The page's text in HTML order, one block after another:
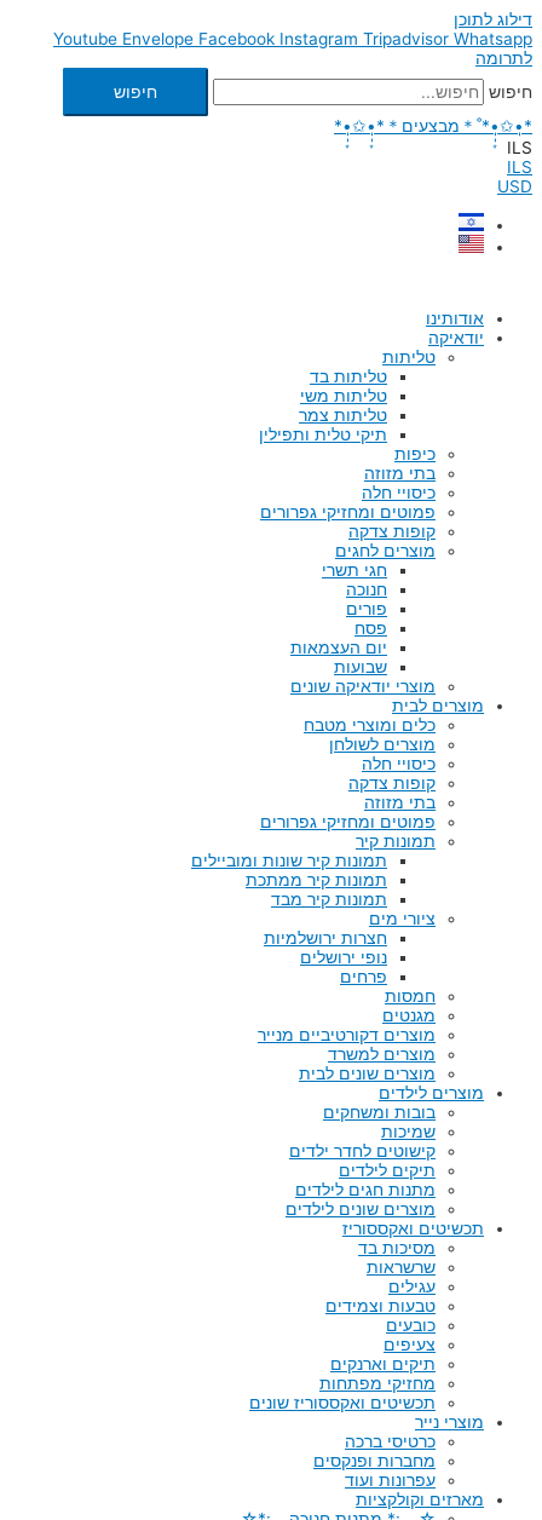
דילוג לתוכן
Youtube Envelope Facebook Instagram Tripadvisor Whatsapp
לתרומה
חיפוש
חיפוש
*•̩̩͙✩•̩̩͙*˚＊מבצעים＊*•̩̩͙✩•̩̩͙*
ILS
ILS
USD
אודותינו
יודאיקה
טליתות
טליתות בד
טליתות משי
טליתות צמר
תיקי טלית ותפילין
כיפות
בתי מזוזה
כיסויי חלה
פמוטים ומחזיקי גפרורים
קופות צדקה
מוצרים לחגים
חגי תשרי
חנוכה
פורים
פסח
יום העצמאות
שבועות
מוצרי יודאיקה שונים
מוצרים לבית
כלים ומוצרי מטבח
מוצרים לשולחן
כיסויי חלה
קופות צדקה
בתי מזוזה
פמוטים ומחזיקי גפרורים
תמונות קיר
תמונות קיר שונות ומוביילים
תמונות קיר ממתכת
תמונות קיר מבד
ציורי מים
חצרות ירושלמיות
נופי ירושלים
פרחים
חמסות
מגנטים
מוצרים דקורטיביים מנייר
מוצרים למשרד
מוצרים שונים לבית
מוצרים לילדים
בובות ומשחקים
שמיכות
קישוטים לחדר ילדים
תיקים לילדים
מתנות חגים לילדים
מוצרים שונים לילדים
תכשיטים ואקססוריז
מסיכות בד
שרשראות
עגילים
טבעות וצמידים
כובעים
צעיפים
תיקים וארנקים
מחזיקי מפתחות
תכשיטים ואקססוריז שונים
מוצרי נייר
כרטיסי ברכה
מחברות ופנקסים
עפרונות ועוד
מארזים וקולקציות